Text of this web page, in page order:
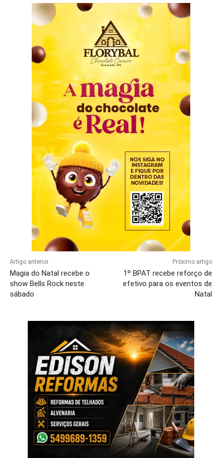
Artigo anterior
Magia do Natal recebe o
show Bells Rock neste
sábado
Próximo artigo
1º BPAT recebe reforço de
efetivo para os eventos de
Natal